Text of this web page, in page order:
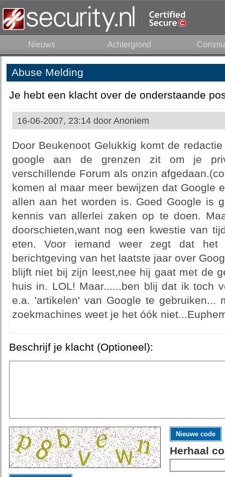
Nieuws Achtergrond
Abuse Melding
Je hebt een klacht over de onderstaande
16-06-2007, 23:14 door Anoniem
Door Beukenoot Gelukkig komt de
google aan de grenzen zit om je
verschillende Forum als onzin
komen al maar meer bewijzen dat Google
allen aan het worden is. Goed Google is
kennis van allerlei zaken op te doen.
doorschieten,want nog een kwestie van
eten. Voor iemand weer zegt dat
berichtgeving van het laatste jaar over
blijft niet bij zijn leest,nee hij gaat met de
huis in. LOL! Maar......ben blij dat ik toch
e.a. 'artikelen' van Google te gebruiken...
zoekmachines weet je het óók
Beschrijf je klacht (Optioneel):
Nieuwe code
Herhaal